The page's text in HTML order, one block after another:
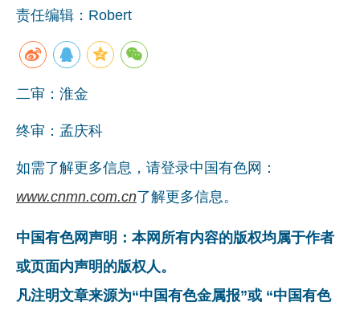
责任编辑：Robert
二审：淮金
终审：孟庆科
如需了解更多信息，请登录中国有色网：
www.cnmn.com.cn了解更多信息。
中国有色网声明：本网所有内容的版权均属于作者
或页面内声明的版权人。
凡注明文章来源为“中国有色金属报”或 “中国有色